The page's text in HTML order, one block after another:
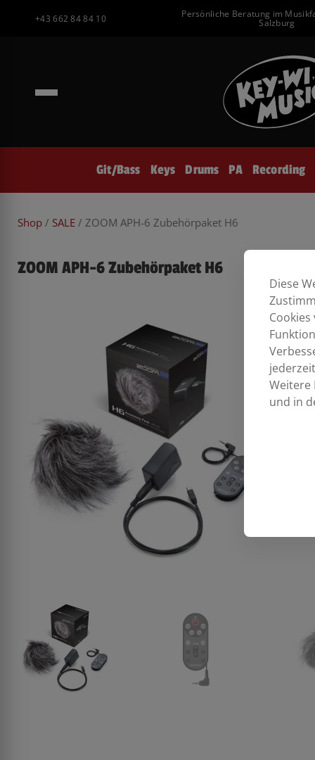
springen+43 662 84 84 10 Persönliche Beratung im
Salzburg
Git/Bass Keys Drums PA Recording
Shop / SALE / ZOOM APH-6 Zubehörpaket H6
ZOOM APH-6 Zubehörpaket H6
Diese
und in